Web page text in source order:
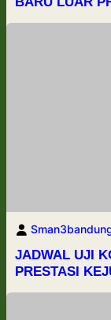
JADWAL UJI
PRESTASI